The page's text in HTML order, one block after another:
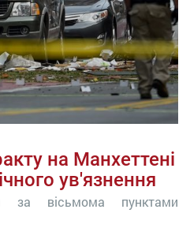
на Манхеттені
ув'язнення
за вісьмома пунктами